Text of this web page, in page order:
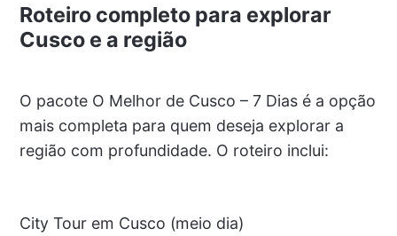
Roteiro completo para explorar
Cusco e a região
O pacote O Melhor de Cusco – 7 Dias é a opção
mais completa para quem deseja explorar a
região com profundidade. O roteiro inclui:
City Tour em Cusco (meio dia)